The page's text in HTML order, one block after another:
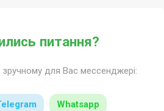
питання?
для Вас мессенджері:
Whatsapp